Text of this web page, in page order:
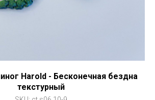
Harold - Бесконечная бездна
текстурный